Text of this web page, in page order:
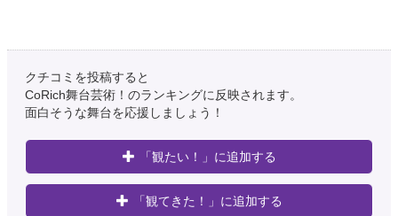
クチコミを投稿すると
CoRich舞台芸術！のランキングに反映されます。
面白そうな舞台を応援しましょう！
「観たい！」に追加する
「観てきた！」に追加する